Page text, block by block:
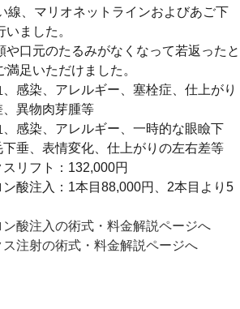
線、マリオネットラインおよびあご下
ました。
や口元のたるみがなくなって若返ったと
足いただけました。
、感染、アレルギー、塞栓症、仕上がり
、異物肉芽腫等
、感染、アレルギー、一時的な眼瞼下
下垂、表情変化、仕上がりの左右差等
リフト：132,000円
ン酸注入：1本目88,000円、2本目より5
ン酸注入の術式・料金解説ページへ
ス注射の術式・料金解説ページへ